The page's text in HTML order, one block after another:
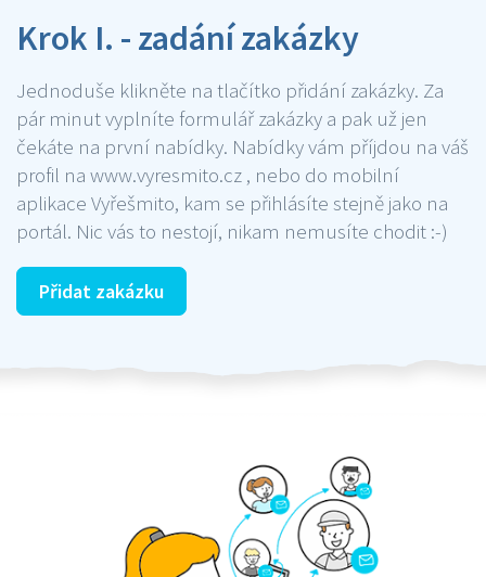
Krok I. - zadání zakázky
Jednoduše klikněte na tlačítko přidání zakázky. Za
pár minut vyplníte formulář zakázky a pak už jen
čekáte na první nabídky. Nabídky vám příjdou na váš
profil na www.vyresmito.cz , nebo do mobilní
aplikace Vyřešmito, kam se přihlásíte stejně jako na
portál. Nic vás to nestojí, nikam nemusíte chodit :-)
Přidat zakázku